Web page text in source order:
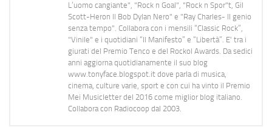
L’uomo cangiante", "Rock n Goal", "Rock n Spor"t, Gil
Scott-Heron Il Bob Dylan Nero" e "Ray Charles- Il genio
senza tempo". Collabora con i mensili “Classic Rock”,
"Vinile" e i quotidiani “Il Manifesto” e “Libertà”. E' tra i
giurati del Premio Tenco e del Rockol Awards. Da sedici
anni aggiorna quotidianamente il suo blog
www.tonyface.blogspot.it dove parla di musica,
cinema, culture varie, sport e con cui ha vinto il Premio
Mei Musicletter del 2016 come miglior blog italiano.
Collabora con Radiocoop dal 2003.